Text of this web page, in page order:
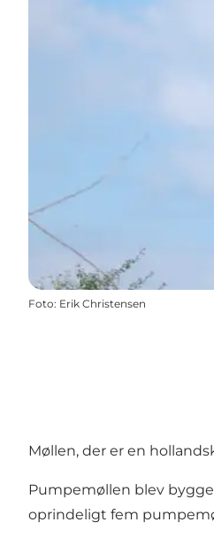
Foto: Erik Christensen
Møllen, der er en
Pumpemøllen blev
oprindeligt fem